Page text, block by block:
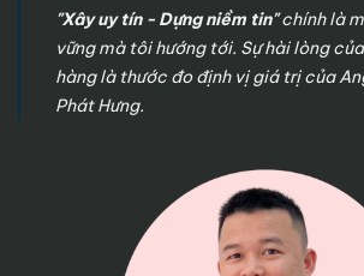
"Xây uy tín - Dựng niềm tin"chính là
vững mà tôi hướng tới. Sự hài lòng
hàng là thước đo định vị giá trị của
Phát Hưng.